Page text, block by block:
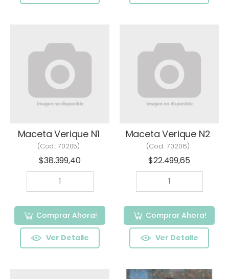
Maceta Verique N1
(Cod.: 70205)
$38.399,40
Comprar Ahora!
Ver Detalle
Maceta Verique N2
(Cod.:70206)
$22.499,65
Comprar Ahora!
Ver Detalle